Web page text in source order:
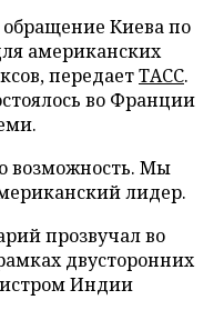
Киева по
американских
передаетТАСС.
во Франции
возможность. Мы
лидер.
прозвучал во
двусторонних
Индии